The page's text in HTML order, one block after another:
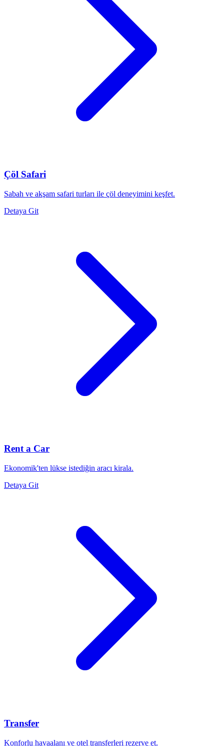
Çöl Safari
Sabah ve akşam safari turları ile çöl deneyimini keşfet.
Detaya Git
Rent a Car
Ekonomik'ten lükse istediğin aracı kirala.
Detaya Git
Transfer
Konforlu havaalanı ve otel transferleri rezerve et.